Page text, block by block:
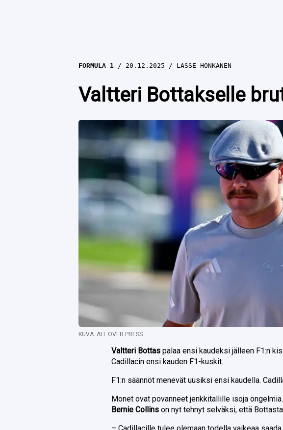
FORMULA 1 20.12.2025 LASSE HONKANEN
Valtteri Bottakselle
KUVA: ALL OVER PRESS
Valtteri Bottaspalaa ensi kaudeksi jälleen F1:n
Cadillacin ensi kauden F1-kuskit.
F1:n säännöt menevät uusiksi ensi kaudella.
Monet ovat povanneet jenkkitallille isoja
Bernie Collinson nyt tehnyt selväksi, että
– Cadillacille tulee olemaan todella vaikeaa